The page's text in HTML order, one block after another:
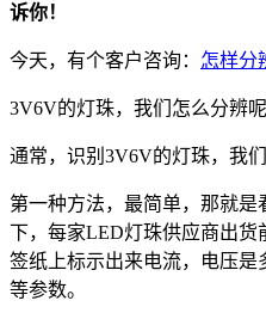
诉你！
今天，有个客户咨询： 怎样分
3V6V的灯珠，我们怎么分辨呢
通常，识别3V6V的灯珠，我
第一种方法，最简单，那就
下，每家LED灯珠供应商出
签纸上标示出来电流，电压
等参数。